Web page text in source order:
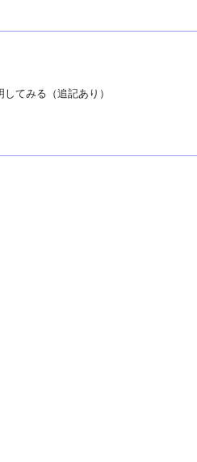
てみる（追記あり）